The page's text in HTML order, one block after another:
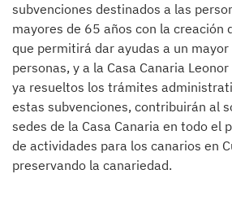
subvenciones destinados a las
mayores de 65 años con la creación
que permitirá dar ayudas a un mayor
personas, y a la Casa Canaria
ya resueltos los trámites
estas subvenciones, contribuirán al
sedes de la Casa Canaria en todo el
de actividades para los canarios en
preservando la canariedad.